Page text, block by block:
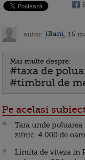
autor: iBani , 16
Mai multe despre:
#taxa de
#timbrul de
Pe acelasi
Tara unde poluarea
zilnic 4.000 de
Limita de viteza in